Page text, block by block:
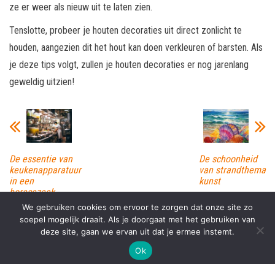
ze er weer als nieuw uit te laten zien.
Tenslotte, probeer je houten decoraties uit direct zonlicht te
houden, aangezien dit het hout kan doen verkleuren of barsten. Als
je deze tips volgt, zullen je houten decoraties er nog jarenlang
geweldig uitzien!
De essentie van
keukenapparatuur
in een
horecazaak
De schoonheid
van strandthema
kunst
Proudly powered by WordPress Theme:
We gebruiken cookies om ervoor te zorgen dat onze site zo
soepel mogelijk draait. Als je doorgaat met het gebruiken van
deze site, gaan we ervan uit dat je ermee instemt.
Ok